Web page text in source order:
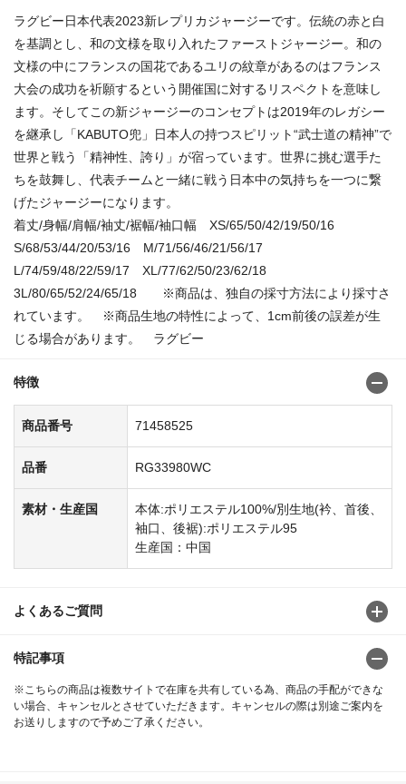
ラグビー日本代表2023新レプリカジャージーです。伝統の赤と白
を基調とし、和の文様を取り入れたファーストジャージー。和の
文様の中にフランスの国花であるユリの紋章があるのはフランス
大会の成功を祈願するという開催国に対するリスペクトを意味し
ます。そしてこの新ジャージーのコンセプトは2019年のレガシー
を継承し「KABUTO兜」日本人の持つスピリット“武士道の精神”で
世界と戦う「精神性、誇り」が宿っています。世界に挑む選手た
ちを鼓舞し、代表チームと一緒に戦う日本中の気持ちを一つに繋
げたジャージーになります。
着丈/身幅/肩幅/袖丈/裾幅/袖口幅 XS/65/50/42/19/50/16
S/68/53/44/20/53/16 M/71/56/46/21/56/17
L/74/59/48/22/59/17 XL/77/62/50/23/62/18
3L/80/65/52/24/65/18 ※商品は、独自の採寸方法により採寸さ
れています。 ※商品生地の特性によって、1cm前後の誤差が生
じる場合があります。 ラグビー
特徴
商品番号 71458525
品番 RG33980WC
素材・生産国
本体:ポリエステル100%/別生地(衿、首後、
袖口、後裾):ポリエステル95
生産国：中国
よくあるご質問
特記事項
※こちらの商品は複数サイトで在庫を共有している為、商品の手配ができな
い場合、キャンセルとさせていただきます。キャンセルの際は別途ご案内を
お送りしますので予めご了承ください。